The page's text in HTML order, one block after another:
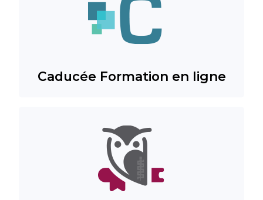
Caducée Formation en ligne